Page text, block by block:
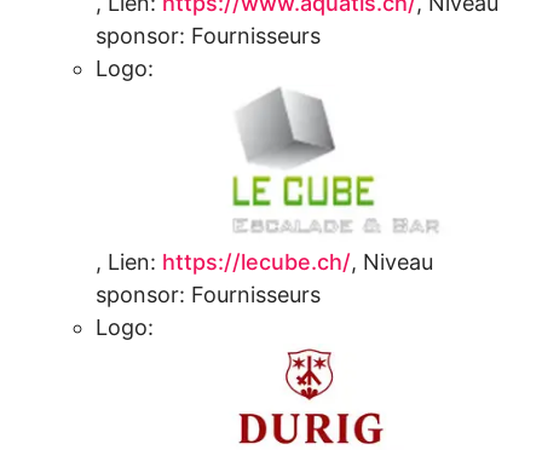
sponsor: Fournisseurs
Logo:
, Lien: https://lecube.ch/, Niveau
sponsor: Fournisseurs
Logo: